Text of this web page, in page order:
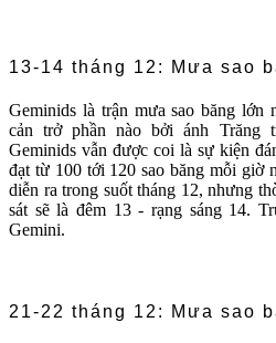
13-14 tháng 12: Mưa sao
Geminids là trận mưa sao băng lớn
cản trở phần nào bởi ánh Trăng
Geminids vẫn được coi là sự kiện
đạt từ 100 tới 120 sao băng mỗi giờ
diễn ra trong suốt tháng 12, nhưng
sát sẽ là đêm 13 - rạng sáng 14.
Gemini.
21-22 tháng 12: Mưa sao